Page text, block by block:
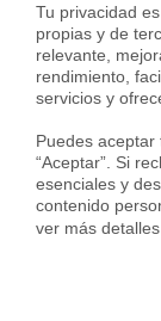
Tu privacidad
propias y de
relevante,
rendimiento,
servicios y
Puedes
“Aceptar”. Si
esenciales y
contenido
ver más